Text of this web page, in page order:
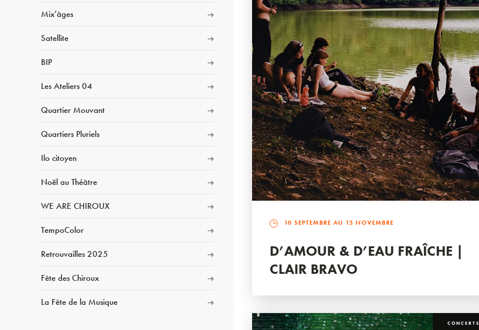
Mix’âges
Satellite
BIP
Les Ateliers 04
Quartier Mouvant
Quartiers Pluriels
Ilo citoyen
Noël au Théâtre
WE ARE CHIROUX
TempoColor
Retrouvailles 2025
Fête des Chiroux
La Fête de la Musique
10 SEPTEMBRE AU 15 NOVEMBRE
D’AMOUR & D’EAU FRAÎCHE |
CLAIR BRAVO
CONCERTS